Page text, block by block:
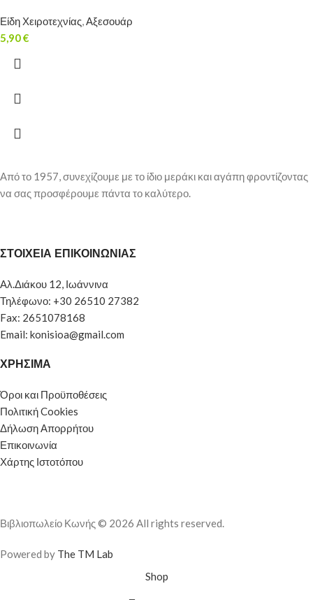
Είδη Χειροτεχνίας,Αξεσουάρ
5,90€
Από το 1957, συνεχίζουμε με το ίδιο μεράκι και αγάπη φροντίζοντας
να σας προσφέρουμε πάντα το καλύτερο.
ΣΤΟΙΧΕΙΑ ΕΠΙΚΟΙΝΩΝΙΑΣ
Αλ.Διάκου 12, Ιωάννινα
Τηλέφωνο: +30 26510 27382
Fax: 2651078168
Email: konisioa@gmail.com
ΧΡΗΣΙΜΑ
Όροι και Προϋποθέσεις
Πολιτική Cookies
Δήλωση Απορρήτου
Επικοινωνία
Χάρτης Ιστοτόπου
Βιβλιοπωλείο Κωνής © 2026 All rights reserved.
Powered by The TM Lab
Shop